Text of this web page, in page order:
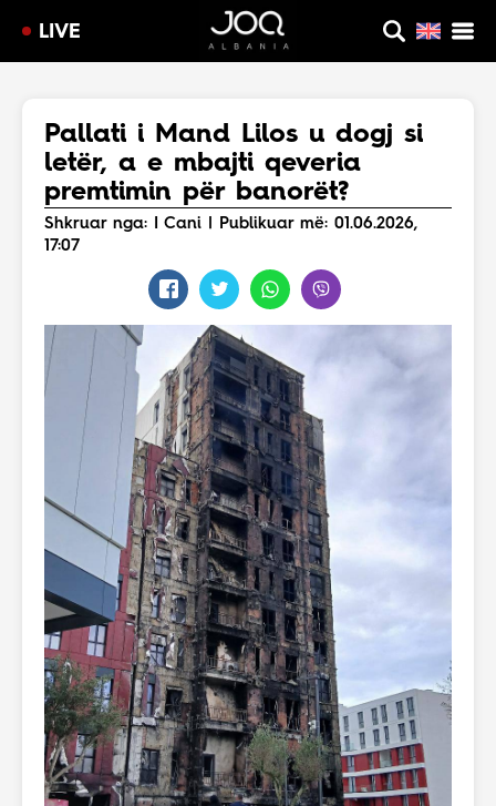
LIVE
Pallati i Mand Lilos u dogj si
letër, a e mbajti qeveria
premtimin për banorët?
Shkruar nga: I Cani | Publikuar më: 01.06.2026,
17:07